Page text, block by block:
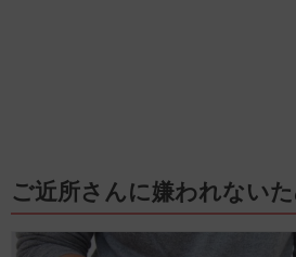
ご近所さんに嫌われない